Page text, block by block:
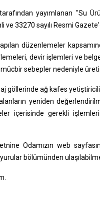
yayımlanan "Su
ve 33270 sayılı Resmi
düzenlemeler
devir işlemleri ve
mücbir sebepler nedeniyle
göllerinde ağ kafes
yeniden
içerisinde gerekli
Odamızın web
bölümünden